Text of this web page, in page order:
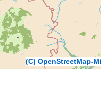
(C) OpenStreetMap-